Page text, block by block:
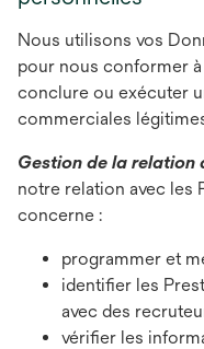
Nous utilisons vos
pour nous conformer
conclure ou exécuter
commerciales
Gestion de la relation
notre relation avec les
concerne :
programmer et
identifier les
avec des
vérifier les